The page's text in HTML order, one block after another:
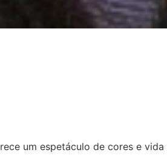
um espetáculo de cores e